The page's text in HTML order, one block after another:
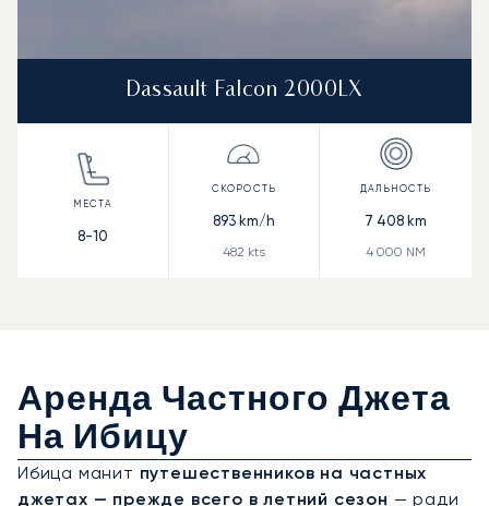
Dassault Falcon 2000LX
8-10
893km/h
482 kts
7 408 km
4 000 NM
Аренда Частного Джета
На Ибицу
Ибица манит путешественников на частных
джетах — прежде всего в летний сезон — ради